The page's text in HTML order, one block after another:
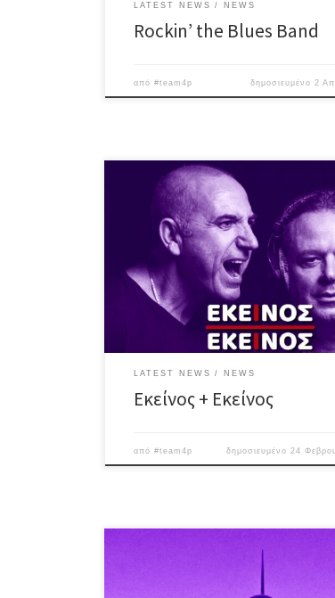
LATEST NEWS NEWS
Rockin’ the Blues Band
από#team4p δημοσιευμένο 2
Σάββατο 4 Απριλίου ♪ Εκείνος + Εκείνος
αλλιώς, η συνήθεια που έγινε λατρεία!
βραδιά – 4η(!) για το 2026 – με τραγούδια
& λατρεμένα που όλοι σιγοψιθυρίζουμε,
γεμάτα θύμησες, συναίσθημα και
Πέρα από τα – πλέον – κλασσικά,
“Χρώματα”, […]
LATEST NEWS NEWS
Εκείνος + Εκείνος
από#team4p δημοσιευμένο 24
Οι Pan • Milt & Nas επί σκηνής